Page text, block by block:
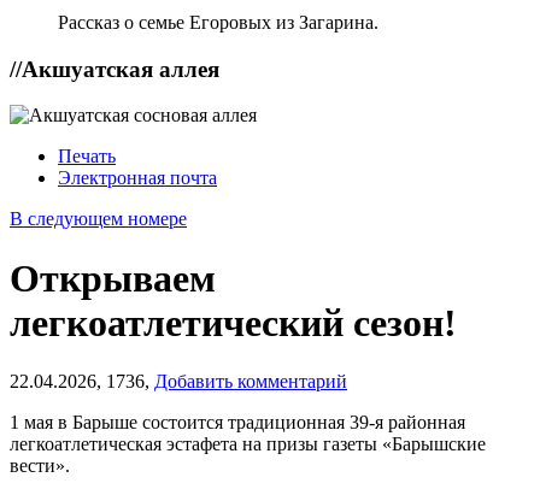
Рассказ о семье Егоровых из Загарина.
//Акшуатская аллея
Печать
Электронная почта
В следующем номере
Открываем
легкоатлетический сезон!
22.04.2026, 1736, Добавить комментарий
1 мая в Барыше состоится традиционная 39-я районная
легкоатлетическая эстафета на призы газеты «Барышские
вести».